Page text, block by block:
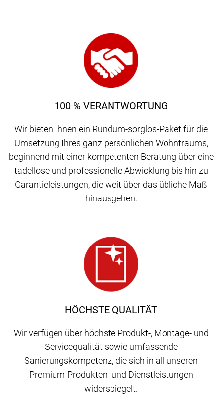
HÖCHSTE QUALITÄT
Wir verfügen über höchste Produkt-, Montage- und
Servicequalität sowie umfassende
Sanierungskompetenz, die sich in all unseren
Premium-Produkten und Dienstleistungen
widerspiegelt.
100 % VERANTWORTUNG
Wir bieten Ihnen ein Rundum-sorglos-Paket für die
Umsetzung Ihres ganz persönlichen Wohntraums,
beginnend mit einer kompetenten Beratung über eine
tadellose und professionelle Abwicklung bis hin zu
Garantieleistungen, die weit über das übliche Maß
hinausgehen.